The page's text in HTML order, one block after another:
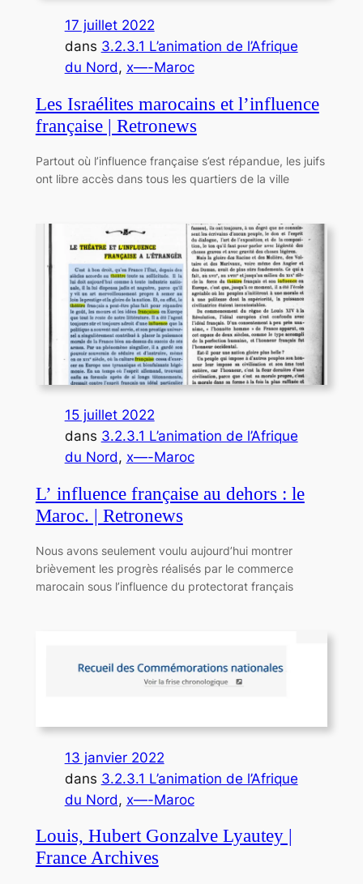
17 juillet 2022
dans 3.2.3.1 L’animation de l’Afrique
du Nord, x—-Maroc
Les Israélites marocains et l’influence
française | Retronews
Partout où l’influence française s’est répandue, les juifs
ont libre accès dans tous les quartiers de la ville
15 juillet 2022
dans 3.2.3.1 L’animation de l’Afrique
du Nord, x—-Maroc
L’ influence française au dehors : le
Maroc. | Retronews
Nous avons seulement voulu aujourd’hui montrer
brièvement les progrès réalisés par le commerce
marocain sous l’influence du protectorat français
13 janvier 2022
dans 3.2.3.1 L’animation de l’Afrique
du Nord, x—-Maroc
Louis, Hubert Gonzalve Lyautey |
France Archives